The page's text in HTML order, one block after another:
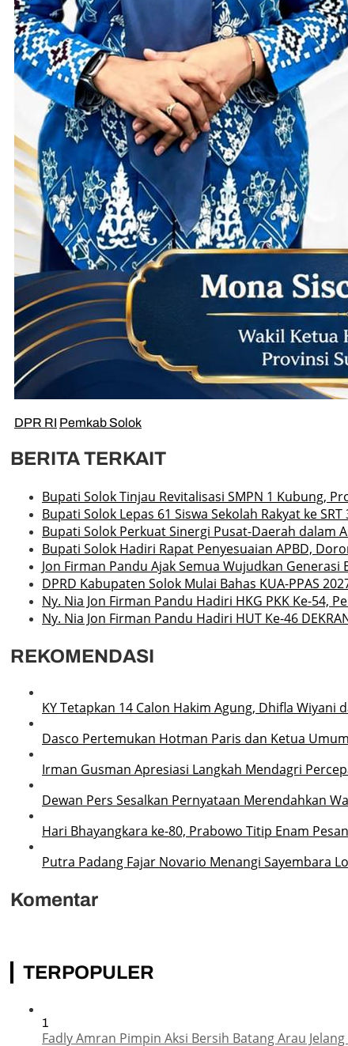
DPR RI Pemkab Solok
BERITA TERKAIT
Bupati Solok Tinjau Revitalisasi SMPN 1 Kubung,
Bupati Solok Lepas 61 Siswa Sekolah Rakyat ke
Bupati Solok Perkuat Sinergi Pusat-Daerah dalam
Bupati Solok Hadiri Rapat Penyesuaian APBD,
Jon Firman Pandu Ajak Semua Wujudkan Generasi
DPRD Kabupaten Solok Mulai Bahas KUA-PPAS
Ny. Nia Jon Firman Pandu Hadiri HKG PKK Ke-54,
Ny. Nia Jon Firman Pandu Hadiri HUT Ke-46
REKOMENDASI
KY Tetapkan 14 Calon Hakim Agung, Dhifla Wiyani
Dasco Pertemukan Hotman Paris dan Ketua
Irman Gusman Apresiasi Langkah Mendagri
Dewan Pers Sesalkan Pernyataan Merendahkan
Hari Bhayangkara ke-80, Prabowo Titip Enam
Putra Padang Fajar Novario Menangi Sayembara
Komentar
TERPOPULER
1
Fadly Amran Pimpin Aksi Bersih Batang Arau Jelang